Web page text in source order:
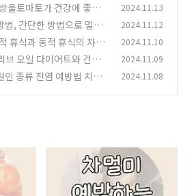
울토마토가 건강에 좋은
2024.11.13
법, 간단한 방법으로 멀미
2024.11.12
휴식과 동적 휴식의 차이
2024.11.10
브 오일 다이어트와 건강
단
(1)
2024.11.09
인 종류 전염 예방법 치료
2024.11.08